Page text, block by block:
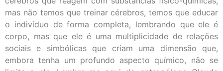
mas não temos que treinar cérebros, temos que educar
o indivíduo de forma completa, lembrando que ele é
corpo, mas que ele é uma multiplicidade de relações
sociais e simbólicas que criam uma dimensão que,
embora tenha um profundo aspecto químico, não se